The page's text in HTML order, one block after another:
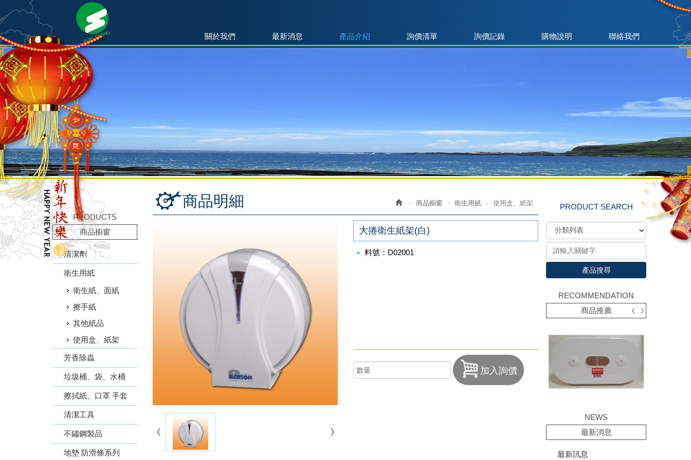
關於我們 最新消息 產品介紹 詢價清單 詢價記錄 購物說明 聯絡我們
PRODUCTS
商品櫥窗
清潔劑
衛生用紙
衛生紙、面紙
擦手紙
其他紙品
使用盒、紙架
芳香除蟲
垃圾桶、袋、水桶
擦拭紙、口罩 手套
清潔工具
不鏽鋼製品
地墊 防滑條系列
商品櫥窗 衛生用紙 使用盒、紙架
商品明細
大捲衛生紙架(白)
料號：D02001
加入詢價
PRODUCT SEARCH
產品搜尋
RECOMMENDATION
商品推薦
NEWS
最新消息
最新訊息